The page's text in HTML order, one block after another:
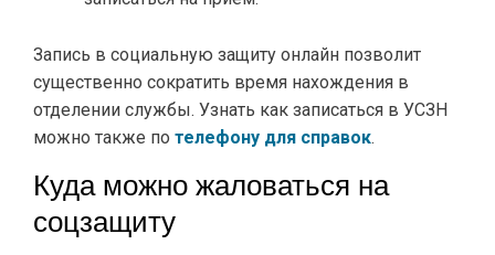
Запись в социальную защиту онлайн позволит
существенно сократить время нахождения в
отделении службы. Узнать как записаться в УСЗН
можно также по телефону для справок.
Куда можно жаловаться на
соцзащиту